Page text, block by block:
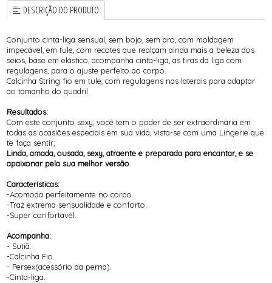
DESCRIÇÃO DO PRODUTO
Conjunto cinta-liga sensual, sem bojo, sem aro, com moldagem
impecável, em tule, com recotes que realçam ainda mais a beleza dos
seios, base em elástico, acompanha cinta-liga, as tiras da liga com
regulagens, para o ajuste perfeito ao corpo.
Calcinha String fio em tule, com regulagens nas laterais para adaptar
ao tamanho do quadril.
Resultados:
Com este conjunto sexy, você tem o poder de ser extraordinária em
todas as ocasiões especiais em sua vida, vista-se com uma Lingerie que
te faça sentir;
Linda, amada, ousada, sexy, atraente e preparada para encantar, e se
apaixonar pela sua melhor versão.
Características:
-Acomoda perfeitamente no corpo.
-Traz extrema sensualidade e conforto.
-Super confortavél.
Acompanha:
- Sutiã.
-Calcinha Fio.
- Persex(acessório da perna).
-Cinta-liga.